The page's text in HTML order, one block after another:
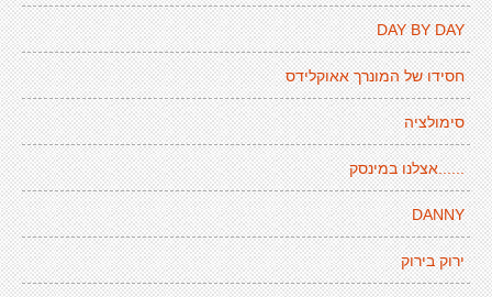
DAY BY DAY
חסידו של המונרך אאוקלידס
סימולציה
......אצלנו במינסק
DANNY
ירוק בירוק